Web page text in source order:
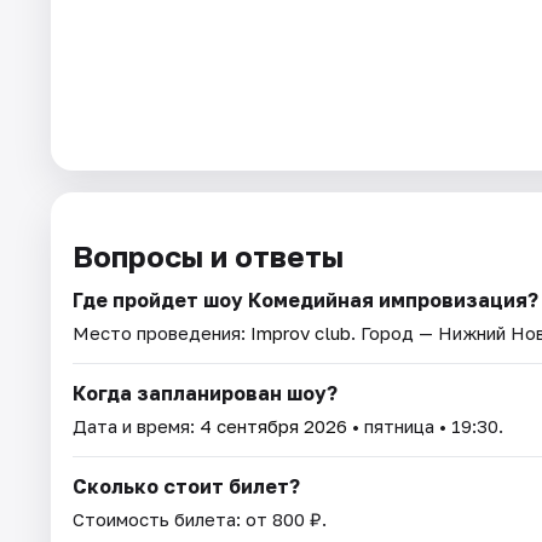
Вопросы и ответы
Где пройдет шоу Комедийная импровизация?
Место проведения: Improv club. Город — Нижний
Когда запланирован шоу?
Дата и время: 4 сентября 2026 • пятница • 19:30.
Сколько стоит билет?
Стоимость билета: от 800 ₽.